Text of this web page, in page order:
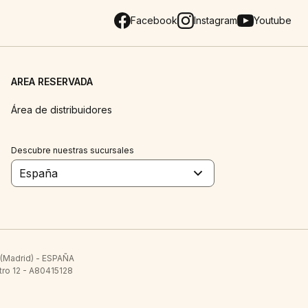
Facebook Instagram Youtube
AREA RESERVADA
Área de distribuidores
Descubre nuestras sucursales
España
- ESPAÑA
12 - A80415128